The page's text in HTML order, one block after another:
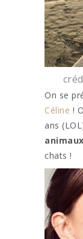
On se
Céline !
ans
animaux
chats !